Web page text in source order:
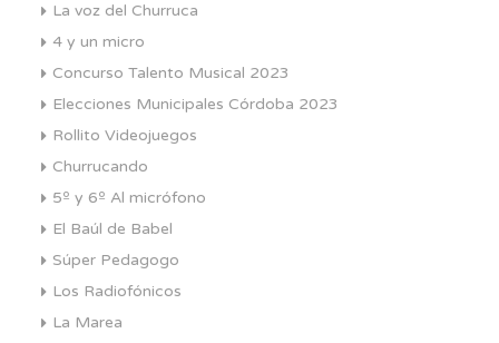
La voz del Churruca
4 y un micro
Concurso Talento Musical 2023
Elecciones Municipales Córdoba 2023
Rollito Videojuegos
Churrucando
5º y 6º Al micrófono
El Baúl de Babel
Súper Pedagogo
Los Radiofónicos
La Marea